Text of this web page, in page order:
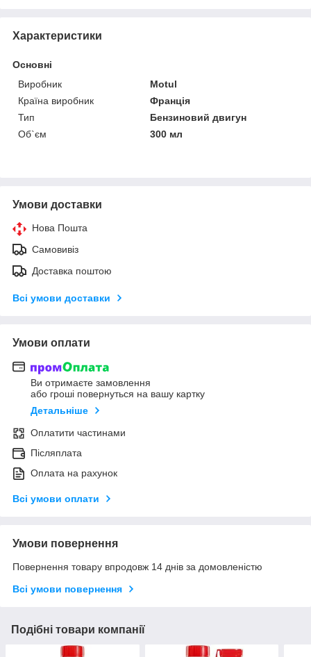
Характеристики
Основні
Виробник
Motul
Країна виробник
Франція
Тип
Бензиновий двигун
Об`єм
300 мл
Умови доставки
Нова Пошта
Самовивіз
Доставка поштою
Всі умови доставки
Умови оплати
Ви отримаєте замовлення
або гроші повернуться на вашу картку
Детальніше
Оплатити частинами
Післяплата
Оплата на рахунок
Всі умови оплати
Умови повернення
Повернення товару впродовж 14 днів за домовленістю
Всі умови повернення
Подібні товари компанії